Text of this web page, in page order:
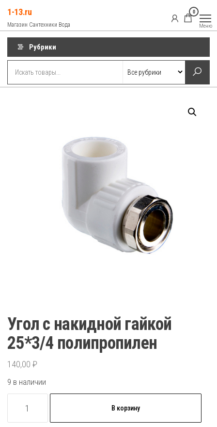
содержимому
1-13.ru
Магазин Сантехники Вода
0
Меню
Рубрики
Угол с накидной гайкой
25*3/4 полипропилен
140,00 ₽
9 в наличии
товара
В корзину